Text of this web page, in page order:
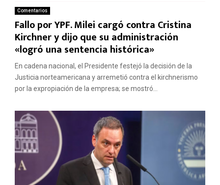
Comentarios
Fallo por YPF. Milei cargó contra Cristina
Kirchner y dijo que su administración
«logró una sentencia histórica»
En cadena nacional, el Presidente festejó la decisión de la
Justicia norteamericana y arremetió contra el kirchnerismo
por la expropiación de la empresa; se mostró...